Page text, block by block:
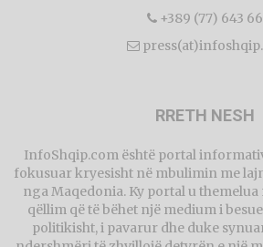
+389 (77) 643
RRETH NESH
InfoShqip.com është portal
fokusuar kryesisht në mbulimin me
nga Maqedonia. Ky portal u themelua
qëllim që të bëhet një medium i
politikisht, i pavarur dhe duke